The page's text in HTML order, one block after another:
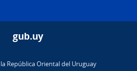
gub.uy
República Oriental del Uruguay